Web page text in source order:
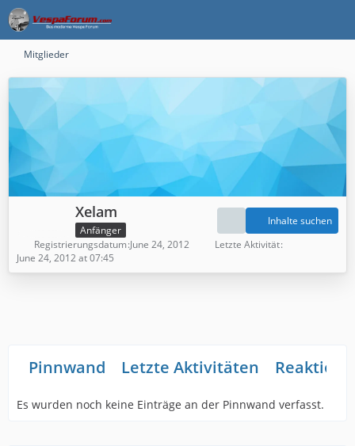
Mitglieder
Xelam
Anfänger
Inhalte suchen
Registrierungsdatum June 24, 2012
Letzte Aktivität
June 24, 2012 at 07:45
Pinnwand Letzte Aktivitäten
Es wurden noch keine Einträge an der Pinnwand verfasst.